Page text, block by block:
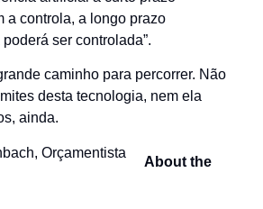
a controla, a longo prazo
ser controlada”.
caminho para percorrer. Não
desta tecnologia, nem ela
ainda.
About the